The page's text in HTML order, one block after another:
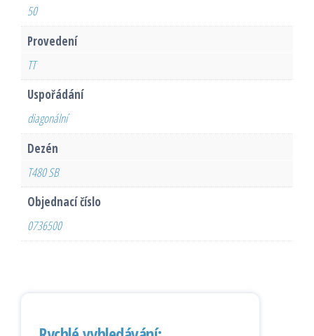
50
Provedení
TT
Uspořádání
diagonální
Dezén
T480 SB
Objednací číslo
0736500